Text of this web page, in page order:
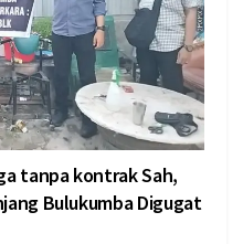
tanpa kontrak Sah,
Bulukumba Digugat